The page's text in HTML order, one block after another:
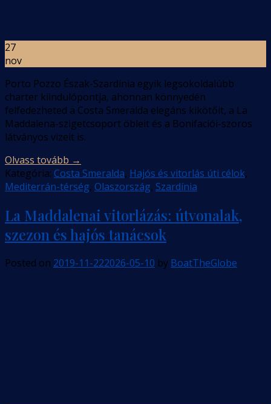
27
nov
Porto Pozzo Észak-Szardínia egyik legsokoldalúbb
charter kiindulópontja, ahonnan könnyedén
felfedezheted a Costa Smeralda elegáns kikötőit, a La
Maddalena-szigetcsoport öbleit és a Bonifaciói-szoros
látványos vizeit is.
Olvass tovább →
Kategória: Costa Smeralda, Hajós és vitorlás úti célok,
Mediterrán-térség, Olaszország, Szardínia
La Maddalenai vitorlázás: útvonalak,
szezon és hajós tanácsok
Posted on 2019-11-222026-05-10 by BoatTheGlobe